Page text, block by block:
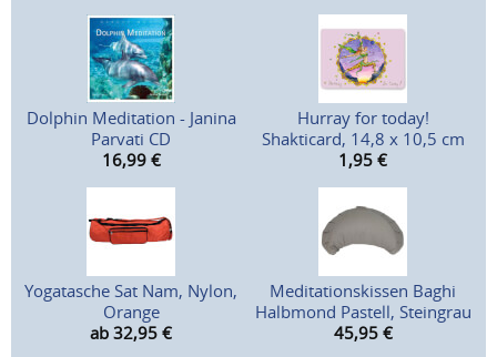
Dolphin Meditation - Janina
Parvati CD
16,99 €
Hurray for today!
Shakticard, 14,8 x 10,5 cm
1,95 €
Yogatasche Sat Nam, Nylon,
Orange
ab 32,95 €
Meditationskissen Baghi
Halbmond Pastell, Steingrau
45,95 €